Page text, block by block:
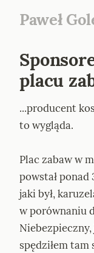
Paweł
placu
...producent
to wygląda.
Plac zabaw w
powstał ponad
jaki był,
w porównaniu
spędziłem